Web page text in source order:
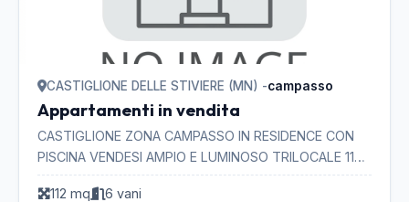
CASTIGLIONE DELLE STIVIERE (MN) -campasso
Appartamenti in vendita
CASTIGLIONE ZONA CAMPASSO IN RESIDENCE CON
PISCINA VENDESI AMPIO E LUMINOSO TRILOCALE 112
Mq.: - TRAVI A VISTA OVUNQUE - LIBERO SU TRE LATI
- TUTTO S...
112 mq 6 vani